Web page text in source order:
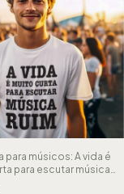
para músicos: A vida é
para escutar música